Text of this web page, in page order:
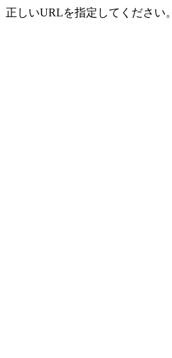
正しいURLを指定してください。